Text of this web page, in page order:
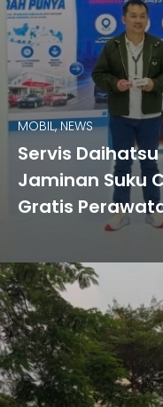
MOBIL, NEWS
Servis
Jaminan Suku
Gratis